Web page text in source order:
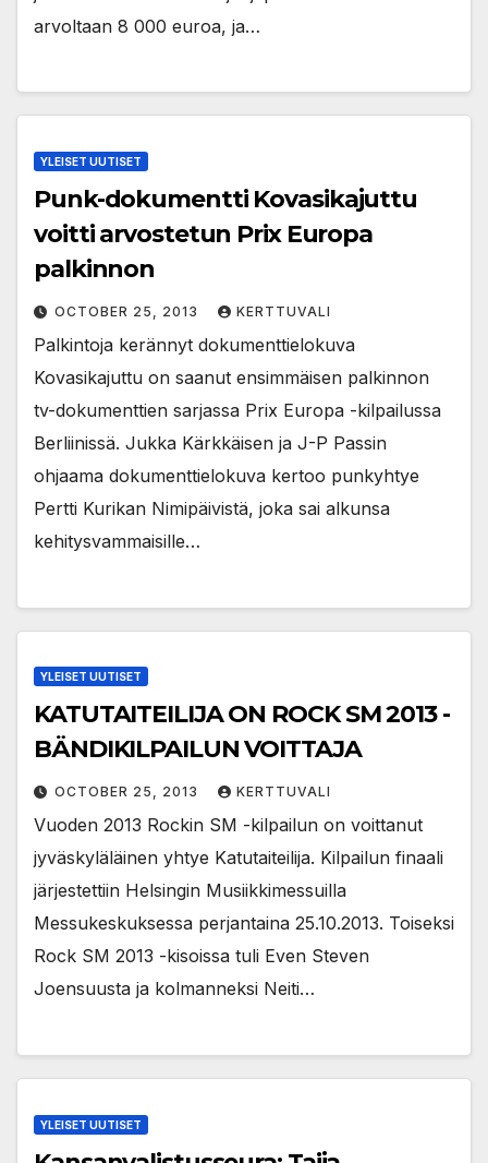
arvoltaan 8 000 euroa, ja…
YLEISET UUTISET
Punk-dokumentti Kovasikajuttu
voitti arvostetun Prix Europa
palkinnon
OCTOBER 25, 2013 KERTTUVALI
Palkintoja kerännyt dokumenttielokuva
Kovasikajuttu on saanut ensimmäisen palkinnon
tv-dokumenttien sarjassa Prix Europa -kilpailussa
Berliinissä. Jukka Kärkkäisen ja J-P Passin
ohjaama dokumenttielokuva kertoo punkyhtye
Pertti Kurikan Nimipäivistä, joka sai alkunsa
kehitysvammaisille…
YLEISET UUTISET
KATUTAITEILIJA ON ROCK SM 2013 -
BÄNDIKILPAILUN VOITTAJA
OCTOBER 25, 2013 KERTTUVALI
Vuoden 2013 Rockin SM -kilpailun on voittanut
jyväskyläläinen yhtye Katutaiteilija. Kilpailun finaali
järjestettiin Helsingin Musiikkimessuilla
Messukeskuksessa perjantaina 25.10.2013. Toiseksi
Rock SM 2013 -kisoissa tuli Even Steven
Joensuusta ja kolmanneksi Neiti…
YLEISET UUTISET